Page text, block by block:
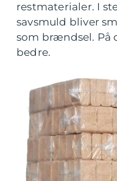
restmaterialer. I
savsmuld bliver
som brændsel. På
bedre.